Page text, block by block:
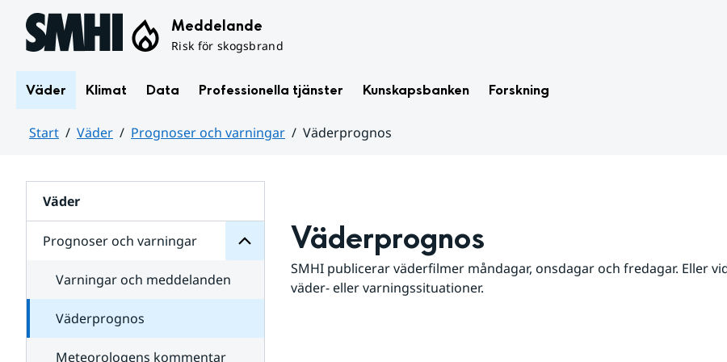
Hoppa till sidans innehåll Meddelande
Risk för skogsbrand
Väder Klimat Data Professionella tjänster Kunskapsbanken Forskning
Start Väder Prognoser och varningar
Väderprognos
Väder
Prognoser och varningar
för
varningar
Varningar och meddelanden
Väderprognos
Meteorologens kommentar
Väderprognos
SMHI publicerar väderfilmer måndagar, onsdagar och fredagar. Eller
väder- eller varningssituationer.